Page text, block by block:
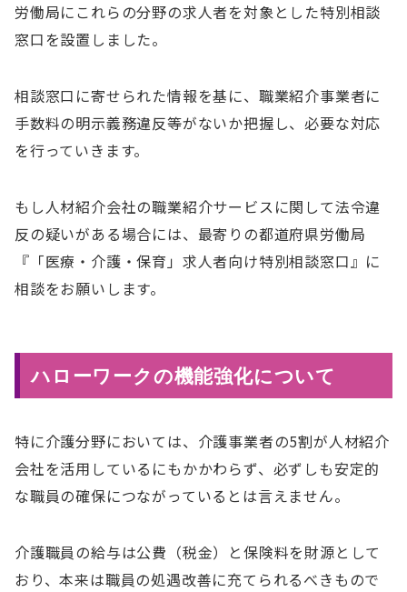
労働局にこれらの分野の求人者を対象とした特別相談
窓口を設置しました。
相談窓口に寄せられた情報を基に、職業紹介事業者に
手数料の明示義務違反等がないか把握し、必要な対応
を行っていきます。
もし⼈材紹介会社の職業紹介サービスに関して法令違
反の疑いがある場合には、最寄りの都道府県労働局
『「医療・介護・保育」求人者向け特別相談窓口』に
相談をお願いします。
ハローワークの機能強化について
特に介護分野においては、介護事業者の5割が人材紹介
会社を活用しているにもかかわらず、必ずしも安定的
な職員の確保につながっているとは言えません。
介護職員の給与は公費（税金）と保険料を財源として
おり、本来は職員の処遇改善に充てられるべきもので